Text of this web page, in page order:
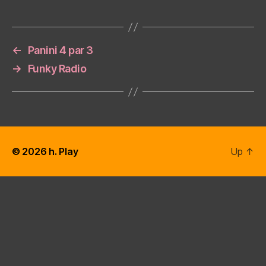
←
Panini 4 par 3
→
Funky Radio
© 2026 h. Play Up ↑